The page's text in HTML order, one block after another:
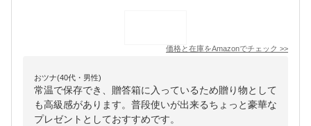
価格と在庫をAmazonでチェック >>
おツナ(40代・男性)
常温で保存でき、贈答箱に入っているため贈り物として
も高級感があります。普段使いが出来るちょっと豪華な
プレゼントとしておすすめです。